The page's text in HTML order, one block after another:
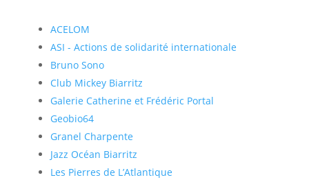
ACELOM
ASI - Actions de solidarité internationale
Bruno Sono
Club Mickey Biarritz
Galerie Catherine et Frédéric Portal
Geobio64
Granel Charpente
Jazz Océan Biarritz
Les Pierres de L’Atlantique